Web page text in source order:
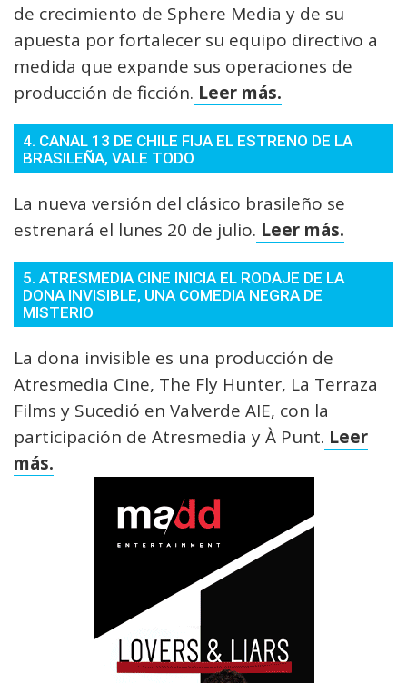
de crecimiento de Sphere Media y de su
apuesta por fortalecer su equipo directivo a
medida que expande sus operaciones de
producción de ficción. Leer más.
4. CANAL 13 DE CHILE FIJA EL ESTRENO DE LA
BRASILEÑA, VALE TODO
La nueva versión del clásico brasileño se
estrenará el lunes 20 de julio. Leer más.
5. ATRESMEDIA CINE INICIA EL RODAJE DE LA
DONA INVISIBLE, UNA COMEDIA NEGRA DE
MISTERIO
La dona invisible es una producción de
Atresmedia Cine, The Fly Hunter, La Terraza
Films y Sucedió en Valverde AIE, con la
participación de Atresmedia y À Punt. Leer
más.